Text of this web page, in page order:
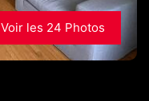
Voir les 24 Photos